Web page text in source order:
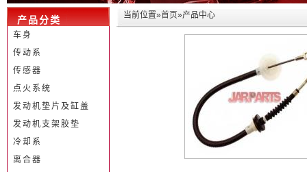
当前位置»首页»产品中心
产品分类
车身
传动系
传感器
点火系统
发动机垫片及缸盖
发动机支架胶垫
冷却系
离合器